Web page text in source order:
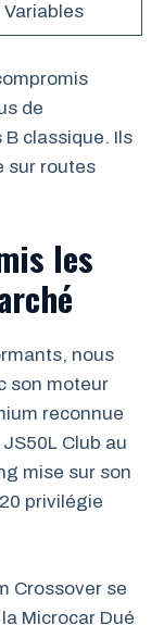
Variables
de
classique. Ils
sur routes
les
nous
son moteur
reconnue
Club au
mise sur son
privilégie
Crossover se
Microcar Dué